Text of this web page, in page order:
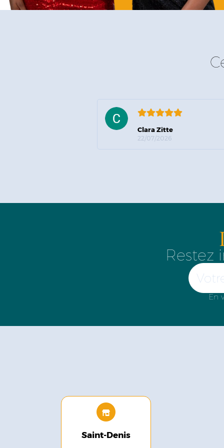
Clara Zitte
22/07/2026
Restez
En
Saint-Denis